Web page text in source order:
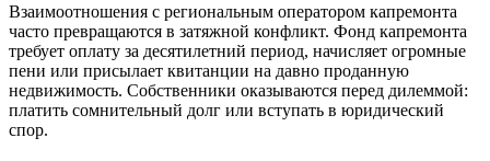
Взаимоотношения с региональным оператором капремонта
часто превращаются в затяжной конфликт. Фонд капремонта
требует оплату за десятилетний период, начисляет огромные
пени или присылает квитанции на давно проданную
недвижимость. Собственники оказываются перед дилеммой:
платить сомнительный долг или вступать в юридический
спор.